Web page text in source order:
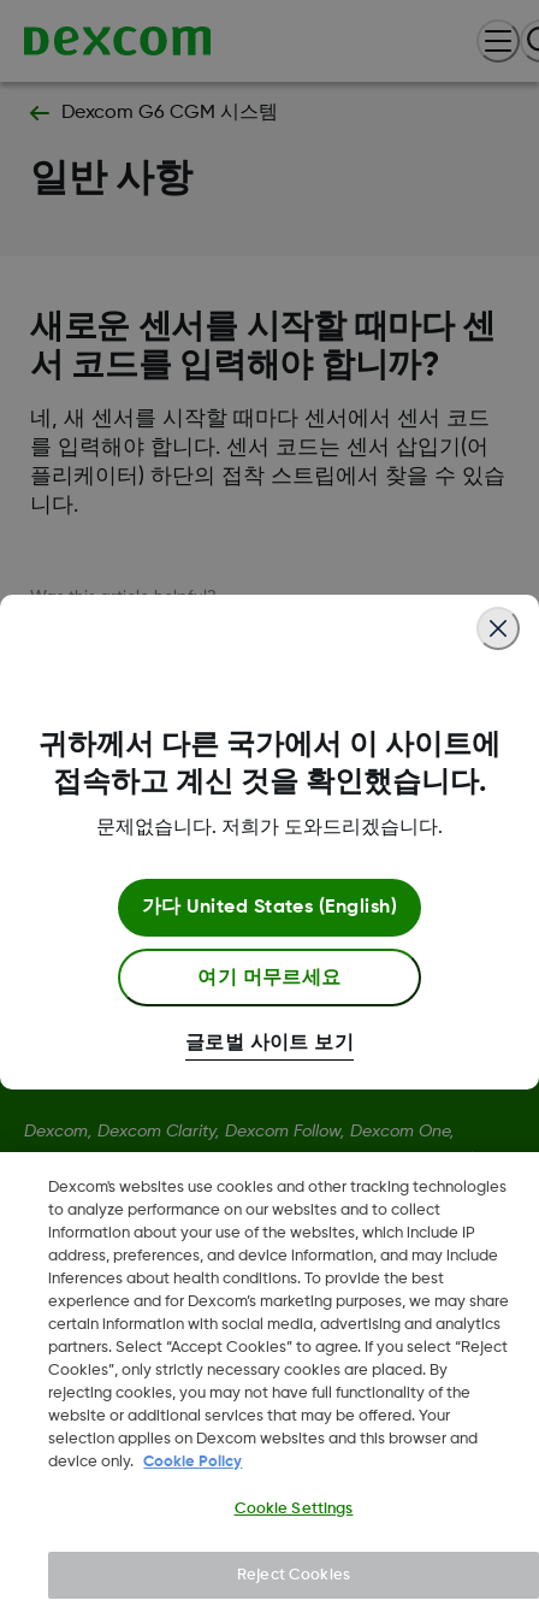
Dexcom G6 CGM 시스템
일반 사항
새로운 센서를 시작할 때마다 센
서 코드를 입력해야 합니까?
네, 새 센서를 시작할 때마다 센서에서 센서 코드
를 입력해야 합니다. 센서 코드는 센서 삽입기(어
플리케이터) 하단의 접착 스트립에서 찾을 수 있습
니다.
Was this article helpful?
LBL016375 Rev001
자세한 정보
Dexcom, Dexcom Clarity, Dexcom Follow, Dexcom One,
기타 국가에서 사용하는 Dexcom, Inc.의 등록 상표 또는 상표입니
MAT-1912, LBL-1004350 Rev001 •LBL016375 Rev001
2026 Dexcom, Inc. 모든 권리 보유.
Dexcom's websites use cookies and other tracking technologies
to analyze performance on our websites and to collect
information about your use of the websites, which include IP
address, preferences, and device information, and may include
inferences about health conditions. To provide the best
experience and for Dexcom’s marketing purposes, we may share
certain information with social media, advertising and analytics
partners. Select “Accept Cookies” to agree. If you select “Reject
Cookies”, only strictly necessary cookies are placed. By
rejecting cookies, you may not have full functionality of the
website or additional services that may be offered. Your
selection applies on Dexcom websites and this browser and
device only.
Cookie Policy
Cookie Settings
Reject Cookies
귀하께서 다른 국가에서 이 사이트에
접속하고 계신 것을 확인했습니다.
문제없습니다. 저희가 도와드리겠습니다.
가다 United States (English)
여기 머무르세요
글로벌 사이트 보기